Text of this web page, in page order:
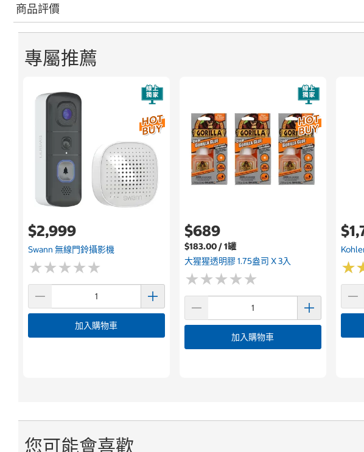
商品評價
專屬推薦
$2,999
Swann 無線門鈴攝影機
★★★★★
★★★★★
加入購物車
$689
$183.00 / 1罐
大猩猩透明膠 1.75盎司 X 3入
★★★★★
★★★★★
加入購物車
★
★
您可能會喜歡